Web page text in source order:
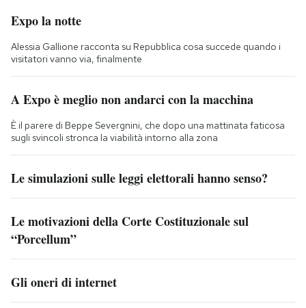
Expo la notte
Alessia Gallione racconta su Repubblica cosa succede quando i
visitatori vanno via, finalmente
A Expo è meglio non andarci con la macchina
È il parere di Beppe Severgnini, che dopo una mattinata faticosa
sugli svincoli stronca la viabilità intorno alla zona
Le simulazioni sulle leggi elettorali hanno senso?
Le motivazioni della Corte Costituzionale sul
“Porcellum”
Gli oneri di internet